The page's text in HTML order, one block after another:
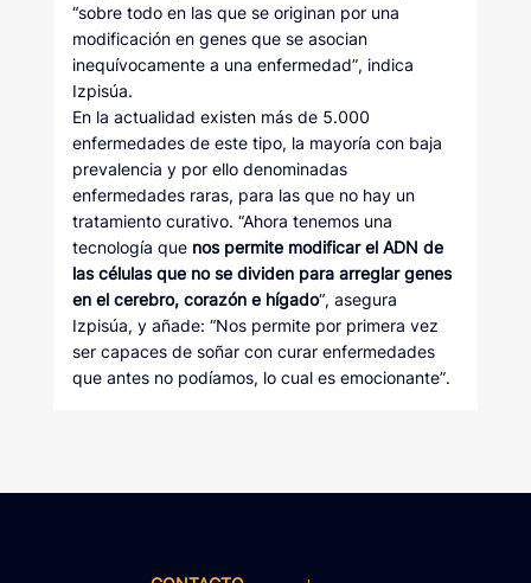
“sobre todo en las que se originan por una
modificación en genes que se asocian
inequívocamente a una enfermedad”, indica
Izpisúa.
En la actualidad existen más de 5.000
enfermedades de este tipo, la mayoría con baja
prevalencia y por ello denominadas
enfermedades raras, para las que no hay un
tratamiento curativo. “Ahora tenemos una
tecnología que nos permite modificar el ADN de
las células que no se dividen para arreglar genes
en el cerebro, corazón e hígado“, asegura
Izpisúa, y añade: “Nos permite por primera vez
ser capaces de soñar con curar enfermedades
que antes no podíamos, lo cual es emocionante”.